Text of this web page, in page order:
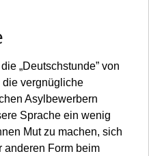
„Deutschstunde” von
die vergnügliche
Asylbewerbern
Sprache ein wenig
Mut zu machen, sich
anderen Form beim